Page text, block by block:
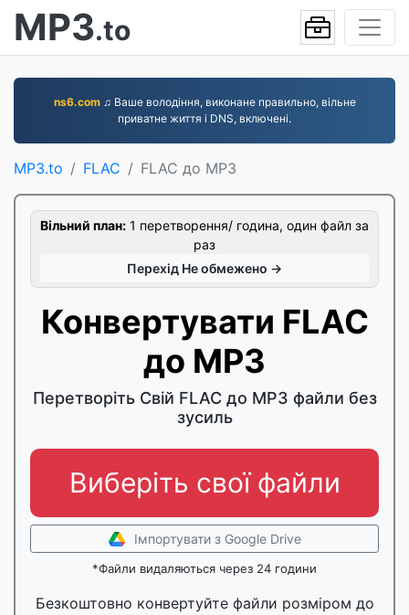
MP3.to
ns6.com♫ Ваше володіння, виконане правильно, вільне
приватне життя і DNS, включені.
MP3.to FLAC FLAC до MP3
Вільний план: 1 перетворення/ година, один файл за
раз
Перехід Не обмежено →
Конвертувати FLAC
до MP3
Перетворіть Свій FLAC до MP3 файли без
зусиль
Виберіть свої файли
Імпортувати з Google Drive
*Файли видаляються через 24 години
Безкоштовно конвертуйте файли розміром до